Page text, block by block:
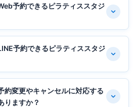
予約できるピラティススタジ
予約できるピラティススタジ
約変更やキャンセルに対応する
りますか？